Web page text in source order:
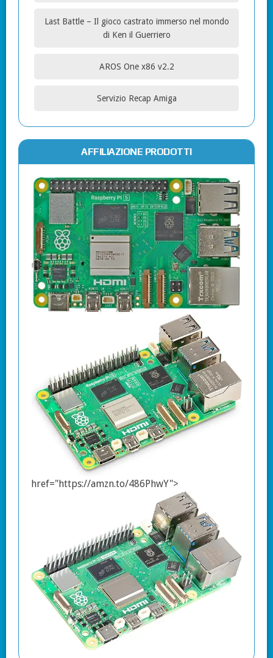
Last Battle – Il gioco castrato immerso nel mondo
di Ken il Guerriero
AROS One x86 v2.2
Servizio Recap Amiga
AFFILIAZIONE PRODOTTI
href="https://amzn.to/486PhwY">